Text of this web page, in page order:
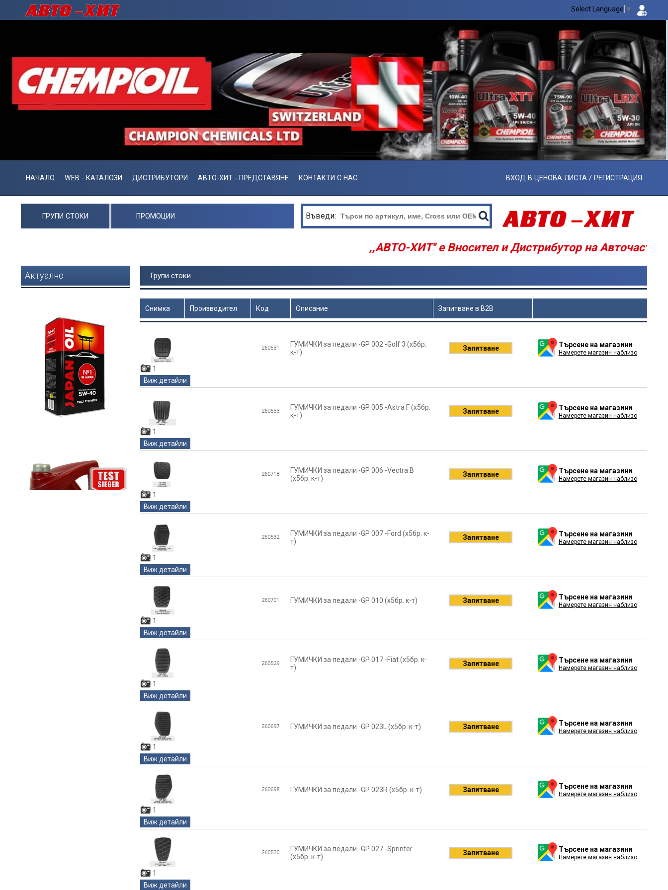
Select Language ▼
НАЧАЛО WEB - КАТАЛОЗИ ДИСТРИБУТОРИ АВТО-ХИТ - ПРЕДСТАВЯНЕ КОНТАКТИ С НАС ВХОД В ЦЕНОВА ЛИСТА / РЕГИСТРАЦИЯ
ГРУПИ СТОКИ ПРОМОЦИИ Въведи:
,,АВТО-ХИТ'' е Вносител и Дистрибутор на Авточасти -
Актуално Групи стоки
Снимка Производител Код Описание Запитване в B2B
1
260531
ГУМИЧКИ за педали -GP 002 -Golf 3 (х5бр.
к-т)
Запитване Търсене на магазини
Намерете магазин наблизо
Виж детайли
1
260533
ГУМИЧКИ за педали -GP 005 -Astra F (х5бр.
к-т)
Запитване Търсене на магазини
Намерете магазин наблизо
Виж детайли
1
260718
ГУМИЧКИ за педали -GP 006 -Vectra B
(х5бр. к-т)
Запитване Търсене на магазини
Намерете магазин наблизо
Виж детайли
1
260532
ГУМИЧКИ за педали -GP 007 -Ford (х5бр. к-
т)
Запитване Търсене на магазини
Намерете магазин наблизо
Виж детайли
1
260701 ГУМИЧКИ за педали -GP 010 (х5бр. к-т) Запитване Търсене на магазини
Намерете магазин наблизо
Виж детайли
1
260529
ГУМИЧКИ за педали -GP 017 -Fiat (х5бр. к-
т)
Запитване Търсене на магазини
Намерете магазин наблизо
Виж детайли
1
260697 ГУМИЧКИ за педали -GP 023L (х5бр. к-т) Запитване Търсене на магазини
Намерете магазин наблизо
Виж детайли
1
260698 ГУМИЧКИ за педали -GP 023R (х5бр. к-т) Запитване Търсене на магазини
Намерете магазин наблизо
Виж детайли
1
260530
ГУМИЧКИ за педали -GP 027 -Sprinter
(х5бр. к-т)
Запитване Търсене на магазини
Намерете магазин наблизо
Виж детайли